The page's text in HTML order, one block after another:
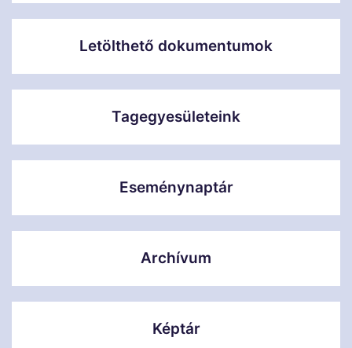
Letölthető dokumentumok
Tagegyesületeink
Eseménynaptár
Archívum
Képtár